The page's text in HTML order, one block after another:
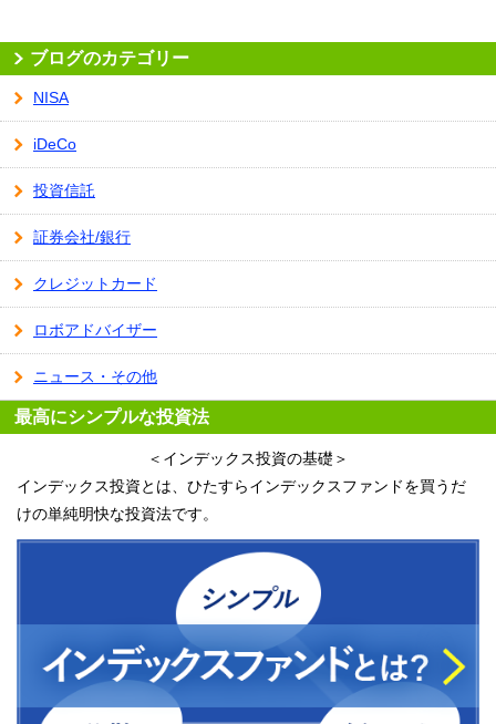
ブログのカテゴリー
NISA
iDeCo
投資信託
証券会社/銀行
クレジットカード
ロボアドバイザー
ニュース・その他
最高にシンプルな投資法
＜インデックス投資の基礎＞
インデックス投資とは、ひたすらインデックスファンドを買うだ
けの単純明快な投資法です。